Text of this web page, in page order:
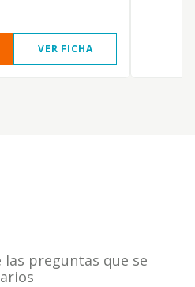
VER FICHA
las preguntas que se